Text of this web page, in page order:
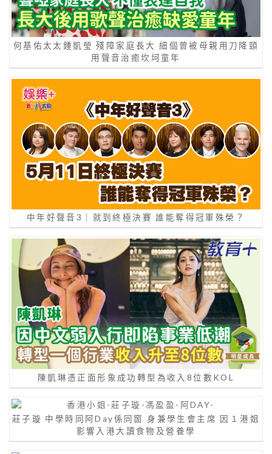
何基佑太太鍾凱瑩 殘障家庭長大 細個曾被母親用刀降頸
用聲音治癒坎坷童年
中年好聲音3｜就到終極決賽 誰能奪得冠軍殊榮？
陳凱琳憑正面形象成功轉型為收入8位數KOL
莊子璇 中學時同阿Day係同窗 身兼學生會主席 因１港姐
影響入港大讀食物及營養學